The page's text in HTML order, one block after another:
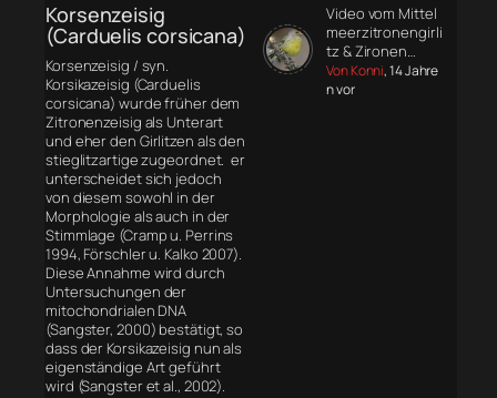
Korsenzeisig
(Carduelis corsicana)
Korsenzeisig / syn.
Korsikazeisig (Carduelis
corsicana) wurde früher dem
Zitronenzeisig als Unterart
und eher den Girlitzen als den
stieglitzartige zugeordnet. er
unterscheidet sich jedoch
von diesem sowohl in der
Morphologie als auch in der
Stimmlage (Cramp u. Perrins
1994, Förschler u. Kalko 2007).
Diese Annahme wird durch
Untersuchungen der
mitochondrialen DNA
(Sangster, 2000) bestätigt, so
dass der Korsikazeisig nun als
eigenständige Art geführt
wird (Sangster et al., 2002).
Video vom Mittel
meerzitronengirli
tz & Zironen…
Von Konni, 14 Jahre
n vor